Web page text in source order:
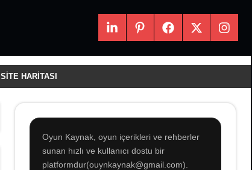
LinkedInPintrestFacebook
X
SITE HARITASI
Oyun Kaynak, oyun içerikleri ve rehberler
sunan hızlı ve kullanıcı dostu bir
platformdur(ouynkaynak@gmail.com).